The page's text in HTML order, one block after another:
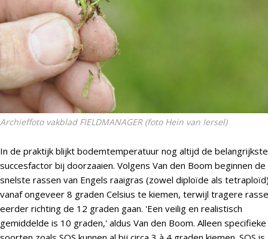
Archieffoto vakblad FIELDMANAGER (foto Hein van Iersel)
In de praktijk blijkt bodemtemperatuur nog altijd de belangrijkste
succesfactor bij doorzaaien. Volgens Van den Boom beginnen de
snelste rassen van Engels raaigras (zowel diploïde als
vanaf ongeveer 8 graden Celsius te kiemen, terwijl tragere
eerder richting de 12 graden gaan. 'Een veilig en realistisch
gemiddelde is 10 graden,' aldus Van den Boom. Alleen specifieke